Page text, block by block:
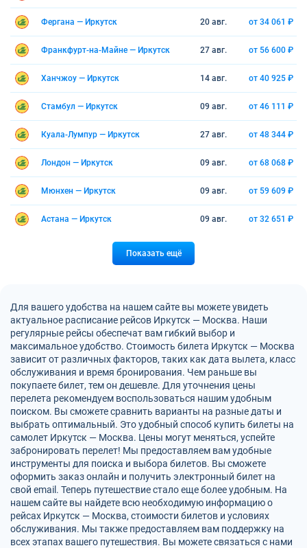
Фергана — Иркутск 20 авг. от 34 061 ₽
Франкфурт-на-Майне — Иркутск 27 авг. от 56 600 ₽
Ханчжоу — Иркутск 14 авг. от 40 925 ₽
Стамбул — Иркутск 09 авг. от 46 111 ₽
Куала-Лумпур — Иркутск 27 авг. от 48 344 ₽
Лондон — Иркутск 09 авг. от 68 068 ₽
Мюнхен — Иркутск 09 авг. от 59 609 ₽
Астана — Иркутск 09 авг. от 32 651 ₽
Показать ещё
Для вашего удобства на нашем сайте вы можете увидеть
актуальное расписание рейсов Иркутск — Москва. Наши
регулярные рейсы обеспечат вам гибкий выбор и
максимальное удобство. Стоимость билета Иркутск — Москва
зависит от различных факторов, таких как дата вылета, класс
обслуживания и время бронирования. Чем раньше вы
покупаете билет, тем он дешевле. Для уточнения цены
перелета рекомендуем воспользоваться нашим удобным
поиском. Вы сможете сравнить варианты на разные даты и
выбрать оптимальный. Это удобный способ купить билеты на
самолет Иркутск — Москва. Цены могут меняться, успейте
забронировать перелет! Мы предоставляем вам удобные
инструменты для поиска и выбора билетов. Вы сможете
оформить заказ онлайн и получить электронный билет на
свой email. Теперь путешествие стало еще более удобным. На
нашем сайте вы найдете всю необходимую информацию о
рейсах Иркутск — Москва, стоимости билетов и условиях
обслуживания. Мы также предоставляем вам поддержку на
всех этапах вашего путешествия. Вы можете связаться с нами